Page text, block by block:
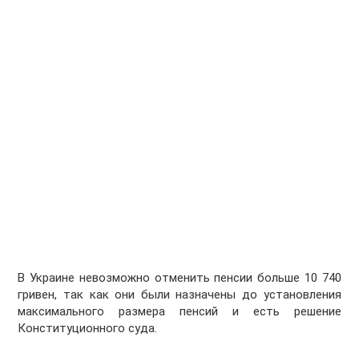
В Украине невозможно отменить пенсии больше 10 740
гривен, так как они были назначены до установления
максимального размера пенсий и есть решение
Конституционного суда.